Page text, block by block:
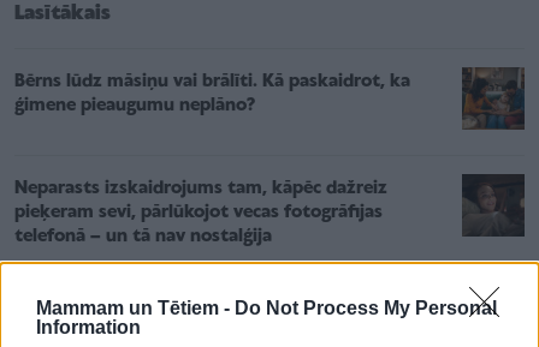
Mammam un Tētiem - Do Not Process My Personal
Information
Lasītākais
Bērns lūdz māsiņu vai brālīti. Kā paskaidrot, ka
ģimene pieaugumu neplāno?
Neparasts izskaidrojums tam, kāpēc dažreiz
pieķeram sevi, pārlūkojot vecas fotogrāfijas
telefonā – un tā nav nostalģija
"Es taču teicu, ka ar viņu tev laimes nebūs..." jeb
mammas, kas visu zina labāk